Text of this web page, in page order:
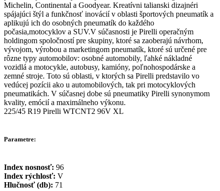
Michelin, Continental a Goodyear. Kreatívni talianski dizajnéri
spájajúci štýl a funkčnosť inovácií v oblasti športových pneumatík a
aplikujú ich do osobných pneumatík do každého
počasia,motocyklov a SUV.V súčasnosti je Pirelli operačným
holdingom spoločností pre skupiny, ktoré sa zaoberajú návrhom,
vývojom, výrobou a marketingom pneumatík, ktoré sú určené pre
rôzne typy automobilov: osobné automobily, ľahké nákladné
vozidlá a motocykle, autobusy, kamióny, poľnohospodárske a
zemné stroje. Toto sú oblasti, v ktorých sa Pirelli predstavilo vo
vedúcej pozícii ako u automobilových, tak pri motocyklových
pneumatikách. V súčasnej dobe sú pneumatiky Pirelli synonymom
kvality, emócií a maximálneho výkonu.
225/45 R19 Pirelli WTCNT2 96V XL
Parametre:
Index nosnosť: 96
Index rýchlosť: V
Hlučnosť (db): 71